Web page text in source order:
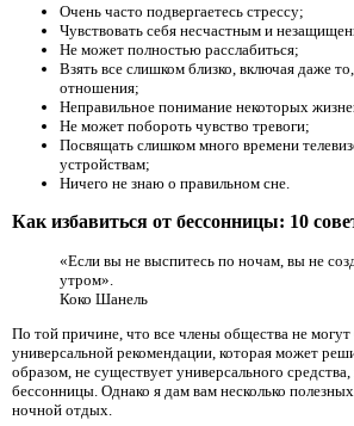
Очень часто подвергаетесь стрессу;
Чувствовать себя несчастным и
Не может полностью расслабиться;
Взять все слишком близко, включая даже
отношения;
Неправильное понимание некоторых
Не может побороть чувство тревоги;
Посвящать слишком много времени
устройствам;
Ничего не знаю о правильном сне.
Как избавиться от бессонницы: 10
«Если вы не выспитесь по ночам, вы не
утром».
Коко Шанель
По той причине, что все члены общества не
универсальной рекомендации, которая может
образом, не существует универсального
бессонницы. Однако я дам вам несколько
ночной отдых.